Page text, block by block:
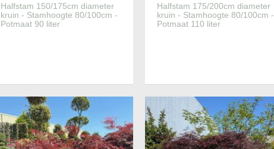
Halfstam 150/175cm diameter
kruin - Stamhoogte 80/100cm -
Potmaat 90 liter
Meer informatie
Halfstam 175/200cm diameter
kruin - Stamhoogte 80/100cm -
Potmaat 110 liter
Meer informatie